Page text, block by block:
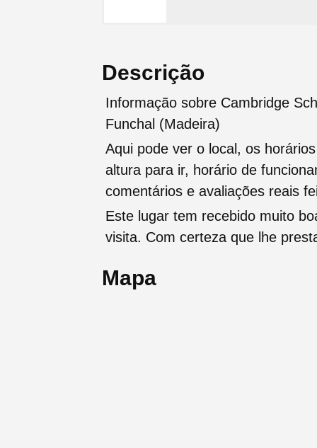
Descrição
Informação sobre Cambridge
Funchal (Madeira)
Aqui pode ver o local, os
altura para ir, horário de
comentários e avaliações reais
Este lugar tem recebido muito
visita. Com certeza que lhe
Mapa